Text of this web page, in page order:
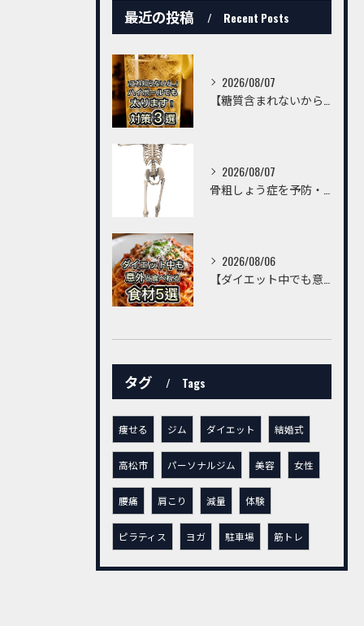
最近の投稿 Recent Posts
2026/08/07
【糖質含まれないからハイボールは飲んでいいんでしょ？】
2026/08/07
骨粗しょう症を予防・改善するための習慣とは？～トレーニングだけでは不十分。毎日の生活習慣が丈夫な骨をつくる～
2026/08/06
【ダイエット中でも意外と食べられる食材5選】
タグ Tags
痩せる ジム ダイエット 結婚式
高松市 パーソナルジム 美容 女性
腰痛 肩こり 減量 体験
ピラティス ヨガ 駐車場 筋トレ